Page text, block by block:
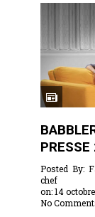
PRESSE
Posted By:
chef
on:14
No